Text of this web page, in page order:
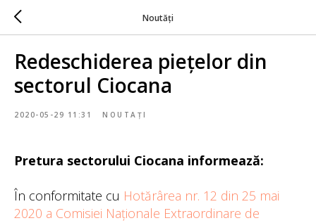
Noutăți
Redeschiderea piețelor din
sectorul Ciocana
2020-05-29 11:31 NOUTAȚI
Pretura sectorului Ciocana informează:
În conformitate cu Hotărârea nr. 12 din 25 mai
2020 a Comisiei Naționale Extraordinare de